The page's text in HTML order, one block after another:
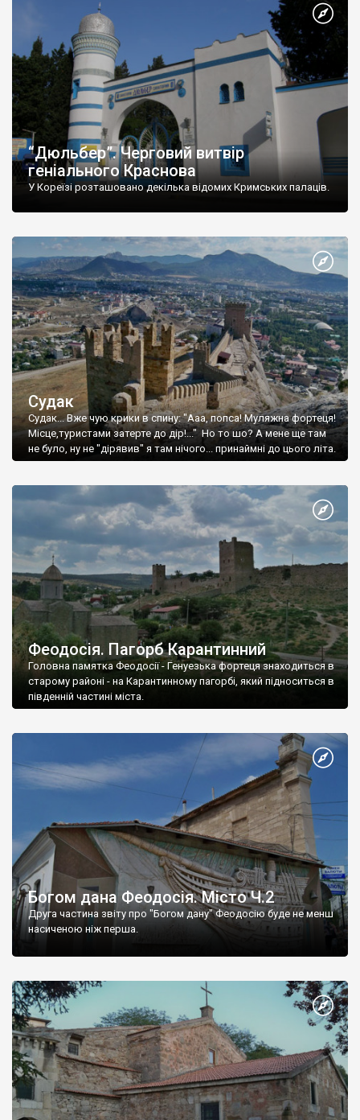
“Дюльбер”. Черговий витвір
геніального Краснова
У Кореїзі розташовано декілька відомих Кримських палаців.
Судак
Судак... Вже чую крики в спину: "Ааа, попса! Муляжна фортеця!
Місце,туристами затерте до дір!..." Но то шо? А мене ще там
не було, ну не "дірявив" я там нічого... принаймні до цього літа.
Феодосія. Пагорб Карантинний
Головна памятка Феодосії - Генуезька фортеця знаходиться в
старому районі - на Карантинному пагорбі, який підноситься в
південній частині міста.
Богом дана Феодосія. Місто Ч.2
Друга частина звіту про "Богом дану" Феодосію буде не менш
насиченою ніж перша.